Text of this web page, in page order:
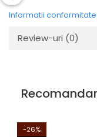
Informatii
Review-uri (0)
-26%